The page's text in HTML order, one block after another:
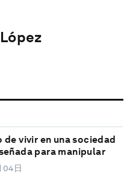
de vivir en una sociedad
para manipular
04日